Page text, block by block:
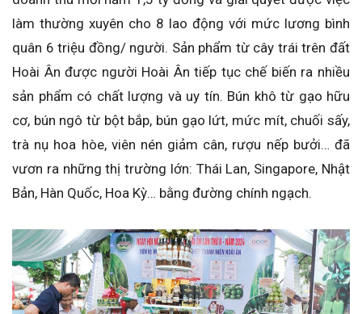
làm thường xuyên cho 8 lao động với mức lương bình
quân 6 triệu đồng/ người. Sản phẩm từ cây trái trên đất
Hoài Ân được người Hoài Ân tiếp tục chế biến ra nhiều
sản phẩm có chất lượng và uy tín. Bún khô từ gạo hữu
cơ, bún ngô từ bột bắp, bún gạo lứt, mức mít, chuối sấy,
trà nụ hoa hòe, viên nén giảm cân, rượu nếp bưởi… đã
vươn ra những thị trường lớn: Thái Lan, Singapore, Nhật
Bản, Hàn Quốc, Hoa Kỳ… bằng đường chính ngạch.